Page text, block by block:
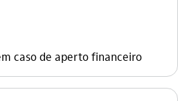
caso de aperto financeiro